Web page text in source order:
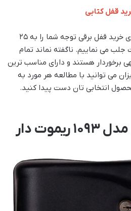
قفل کتابی
در ادامه این مطلب از راهنمای خرید قفل برقی توجه شما را به ۲۵
جلب می نماییم. ناگفته نماند تمام
برخوردار هستند و دارای مناسب ترین
می توانید با مطالعه هر مورد به
انتخابی تان دست پیدا کنید.
دار